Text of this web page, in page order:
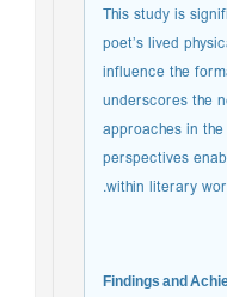
This study is
poet’s lived
influence the
underscores the
approaches in
perspectives
within literary
Findings and